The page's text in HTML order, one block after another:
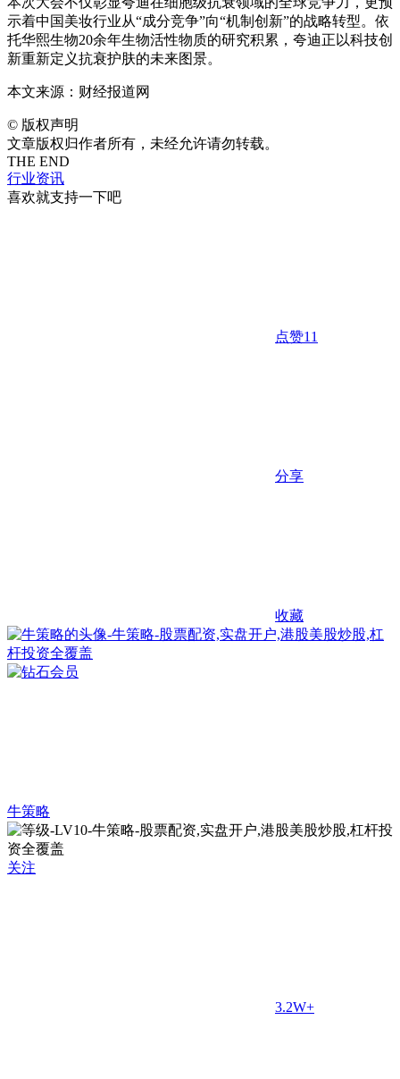
示着中国美妆行业从“成分竞争”向“机制创新”的战略转型。依
托华熙生物20余年生物活性物质的研究积累，夸迪正以科技创
新重新定义抗衰护肤的未来图景。
本文来源：财经报道网
© 版权声明
文章版权归作者所有，未经允许请勿转载。
THE END
行业资讯
喜欢就支持一下吧
点赞11
分享
收藏
牛策略
关注
3.2W+